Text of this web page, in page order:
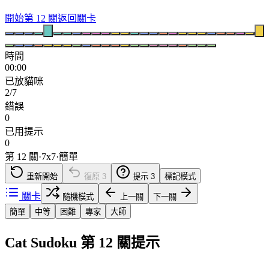
開始第 12 關返回關卡
時間
00:00
已放貓咪
2/7
錯誤
0
已用提示
0
第 12 關·7x7·簡單
重新開始 復原 3 提示 3 標記模式
關卡 隨機模式 上一關
下一關
簡單
中等 困難 專家 大師
Cat Sudoku 第 12 關提示